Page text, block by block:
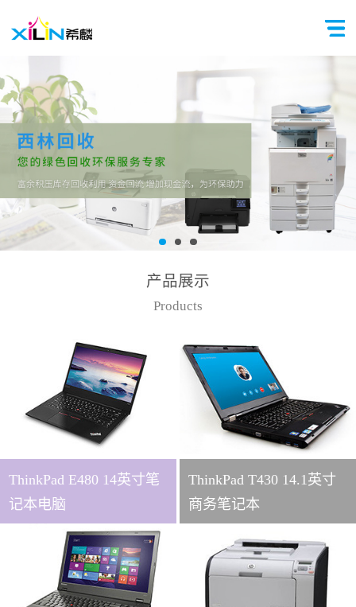
产品展示
Products
ThinkPad E480 14英寸笔
记本电脑
ThinkPad T430 14.1英寸
商务笔记本